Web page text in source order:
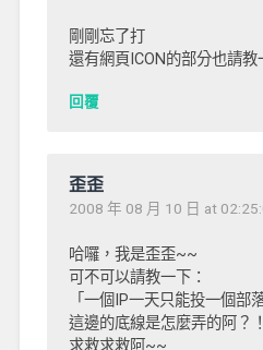
剛剛忘了打
還有網頁ICON的部分也請教
回覆
歪歪
2008 年 08 月 10 日 at
哈囉，我是歪歪~~
可不可以請教一下：
「一個IP一天只能投一個部
這邊的底線是怎麼弄的阿？！
求救求救阿~~